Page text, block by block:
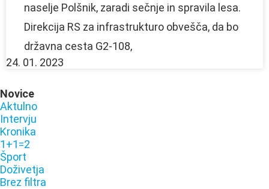
naselje Polšnik, zaradi sečnje in spravila lesa.
Direkcija RS za infrastrukturo obvešča, da bo
državna cesta G2-108,
24. 01. 2023
Novice
Aktulno
Intervju
Kronika
1+1=2
Šport
Doživetja
Brez filtra